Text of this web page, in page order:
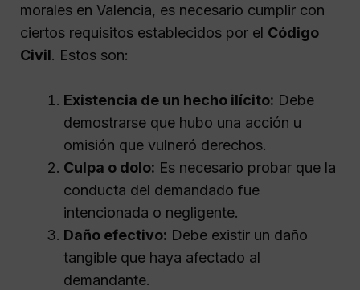
morales en Valencia, es necesario cumplir con
ciertos requisitos establecidos por el Código
Civil. Estos son:
Existencia de un hecho ilícito: Debe
demostrarse que hubo una acción u
omisión que vulneró derechos.
Culpa o dolo: Es necesario probar que la
conducta del demandado fue
intencionada o negligente.
Daño efectivo: Debe existir un daño
tangible que haya afectado al
demandante.